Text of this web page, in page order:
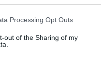
this website/app uses one or
visit or usage behaviour. You
to Google and its third-
below specified purposes in
Processing Opt Outs
out of the Sharing of my
ΑΝΩ ΤΩΝ 60€ ΓΙΑ